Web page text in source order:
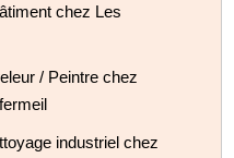
chez Les
/ Peintre chez
industriel chez